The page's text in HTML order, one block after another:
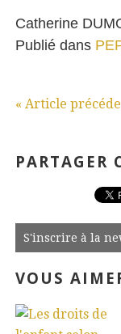
Catherine
Publié dans
« Article
PARTAGER
S'inscrire à la
VOUS